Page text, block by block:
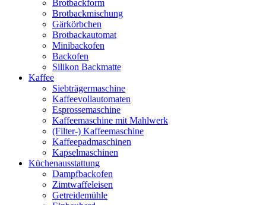
Brotbackform
Brotbackmischung
Gärkörbchen
Brotbackautomat
Minibackofen
Backofen
Silikon Backmatte
Kaffee
Siebträgermaschine
Kaffeevollautomaten
Esprossemaschine
Kaffeemaschine mit Mahlwerk
(Filter-) Kaffeemaschine
Kaffeepadmaschinen
Kapselmaschinen
Küchenausstattung
Dampfbackofen
Zimtwaffeleisen
Getreidemühle